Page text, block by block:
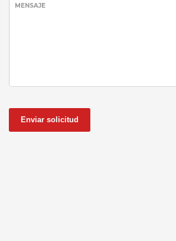
MENSAJE
Enviar solicitud